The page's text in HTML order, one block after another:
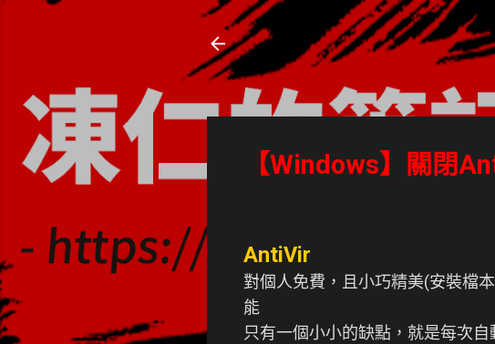
凍仁的筆記
- https://note.drx.tw
【Windows】關閉
AntiVir
對個人免費，且小巧精美(安裝檔
能
只有一個小小的缺點，就是每次